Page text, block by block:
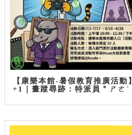
【康樂本館-暑假教育推廣活
+1｜畫蹤尋跡：特派員＂ㄕㄜˋ